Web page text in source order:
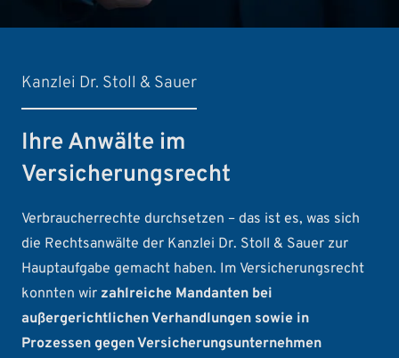
Kanzlei Dr. Stoll & Sauer
Ihre Anwälte im
Versicherungsrecht
Verbraucherrechte durchsetzen – das ist es, was sich
die Rechtsanwälte der Kanzlei Dr. Stoll & Sauer zur
Hauptaufgabe gemacht haben. Im Versicherungsrecht
konnten wir zahlreiche Mandanten bei
außergerichtlichen Verhandlungen sowie in
Prozessen gegen Versicherungsunternehmen